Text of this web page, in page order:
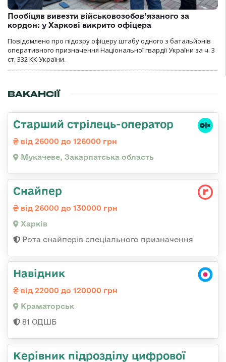
Пообіцяв вивезти військовозобов’язаного за
кордон: у Харкові викрито офіцера
Повідомлено про підозру офіцеру штабу одного з батальйонів
оперативного призначення Національної гвардії України за ч. 3
ст. 332 КК України.
ВАКАНСІЇ
Старший стрілець-оператор
від 26000 до 126000 грн
Мукачеве, Закарпатська область
Снайпер
від 26000 до 130000 грн
Харків
Рота снайперів спеціального призначення
Навідник
від 22000 до 120000 грн
Краматорськ
81 ОДШБ
Керівник підрозділу цифрової